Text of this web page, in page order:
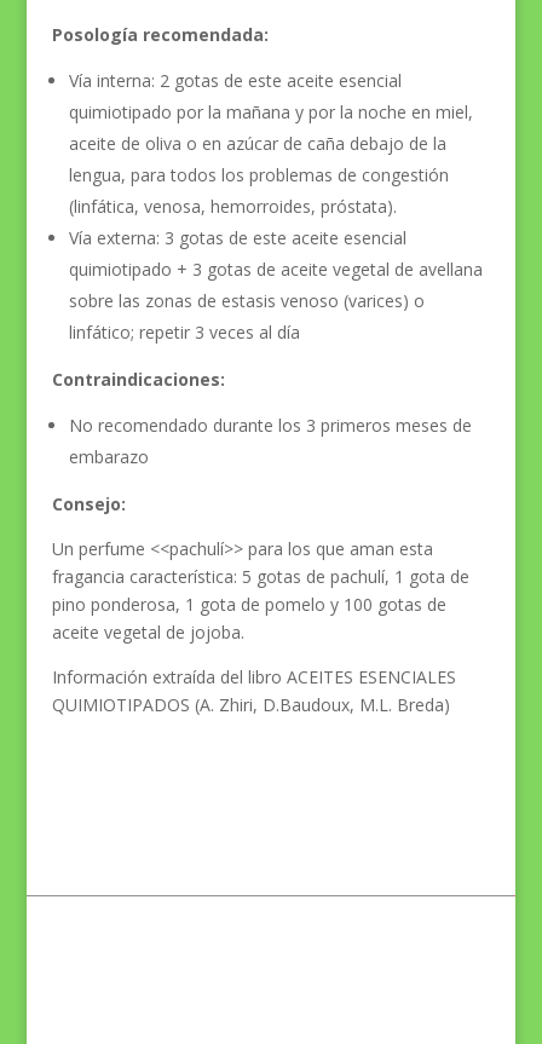
Posología recomendada:
Vía interna: 2 gotas de este aceite esencial
quimiotipado por la mañana y por la noche en miel,
aceite de oliva o en azúcar de caña debajo de la
lengua, para todos los problemas de congestión
(linfática, venosa, hemorroides, próstata).
Vía externa: 3 gotas de este aceite esencial
quimiotipado + 3 gotas de aceite vegetal de avellana
sobre las zonas de estasis venoso (varices) o
linfático; repetir 3 veces al día
Contraindicaciones:
No recomendado durante los 3 primeros meses de
embarazo
Consejo:
Un perfume <<pachulí>> para los que aman esta
fragancia característica: 5 gotas de pachulí, 1 gota de
pino ponderosa, 1 gota de pomelo y 100 gotas de
aceite vegetal de jojoba.
Información extraída del libro ACEITES ESENCIALES
QUIMIOTIPADOS (A. Zhiri, D.Baudoux, M.L. Breda)